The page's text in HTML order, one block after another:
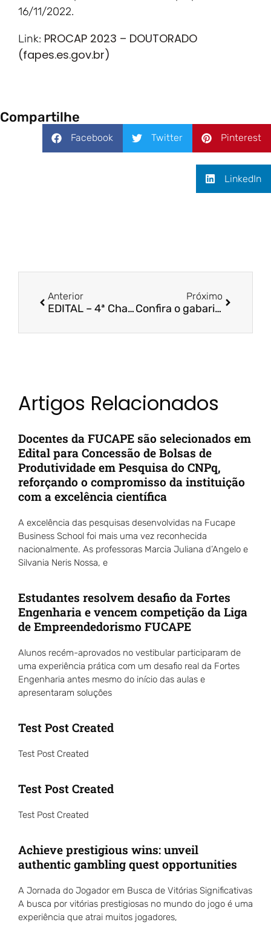
16/11/2022.
Link: PROCAP 2023 – DOUTORADO
(fapes.es.gov.br)
Compartilhe
Facebook Twitter Pinterest
LinkedIn
Anterior
EDITAL – 4ª Chamada – Seleção de Candidatos a bolsas de estudo da graduação
Próximo
Confira o gabarito do Vestibular Fucape 2023/1
Artigos Relacionados
Docentes da FUCAPE são selecionados em
Edital para Concessão de Bolsas de
Produtividade em Pesquisa do CNPq,
reforçando o compromisso da instituição
com a excelência científica
A excelência das pesquisas desenvolvidas na Fucape
Business School foi mais uma vez reconhecida
nacionalmente. As professoras Marcia Juliana d’Angelo e
Silvania Neris Nossa, e
Estudantes resolvem desafio da Fortes
Engenharia e vencem competição da Liga
de Empreendedorismo FUCAPE
Alunos recém-aprovados no vestibular participaram de
uma experiência prática com um desafio real da Fortes
Engenharia antes mesmo do início das aulas e
apresentaram soluções
Test Post Created
Test Post Created
Test Post Created
Test Post Created
Achieve prestigious wins: unveil
authentic gambling quest opportunities
A Jornada do Jogador em Busca de Vitórias Significativas
A busca por vitórias prestigiosas no mundo do jogo é uma
experiência que atrai muitos jogadores,